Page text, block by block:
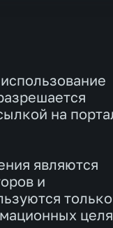
на
являются
и